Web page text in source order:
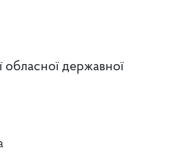
обласної державної